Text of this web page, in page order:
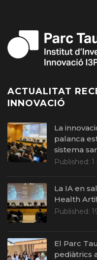
ACTUALITAT
INNOVACIÓ
La
palanca
sistema
Published:
La IA en
Health
Published:
El Parc
pediàtrics